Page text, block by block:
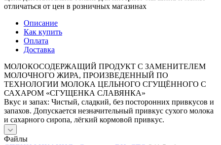
отличаться от цен в розничных магазинах
Описание
Как купить
Оплата
Доставка
МОЛОКОСОДЕРЖАЩИЙ ПРОДУКТ С ЗАМЕНИТЕЛЕМ
МОЛОЧНОГО ЖИРА, ПРОИЗВЕДЕННЫЙ ПО
ТЕХНОЛОГИИ МОЛОКА ЦЕЛЬНОГО СГУЩЁННОГО С
САХАРОМ «СГУЩЕНКА СЛАВЯНКА»
Вкус и запах: Чистый, сладкий, без посторонних привкусов и
запахов. Допускается незначительный привкус сухого молока
и сахарного сиропа, лёгкий кормовой привкус.
Файлы